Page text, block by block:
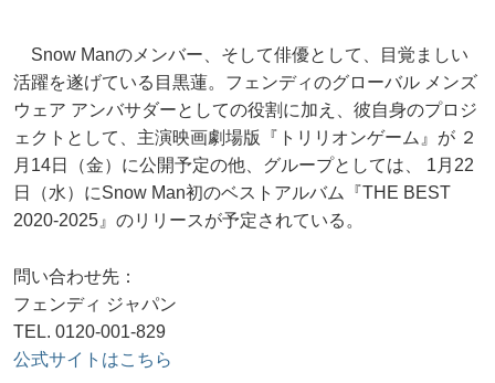
Snow Manのメンバー、そして俳優として、目覚ましい
活躍を遂げている目黒蓮。フェンディのグローバル メンズ
ウェア アンバサダーとしての役割に加え、彼自身のプロジ
ェクトとして、主演映画劇場版『トリリオンゲーム』が ２
月14日（金）に公開予定の他、グループとしては、 1月22
日（水）にSnow Man初のベストアルバム『THE BEST
2020-2025』のリリースが予定されている。
問い合わせ先：
フェンディ ジャパン
TEL. 0120-001-829
公式サイトはこちら